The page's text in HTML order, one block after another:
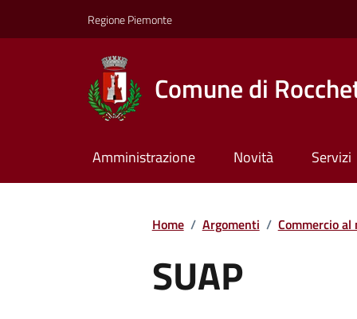
Regione Piemonte
Comune di
Amministrazione Novità Servizi
Home / Argomenti / Commercio
SUAP